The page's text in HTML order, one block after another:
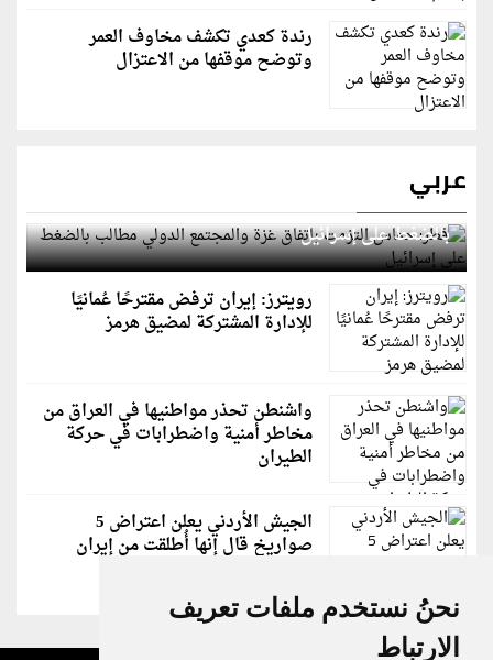
نحنُ نستخدم ملفات تعريف
الارتباط
رندة كعدي تكشف مخاوف العمر
وتوضح موقفها من الاعتزال
عربي
قطر: حماس التزمت باتفاق غزة والمجتمع الدولي مطالب
بالضغط على إسرائيل
رويترز: إيران ترفض مقترحًا عُمانيًا
للإدارة المشتركة لمضيق هرمز
واشنطن تحذر مواطنيها في العراق من
مخاطر أمنية واضطرابات في حركة
الطيران
الجيش الأردني يعلن اعتراض 5
صواريخ قال إنها أُطلقت من إيران